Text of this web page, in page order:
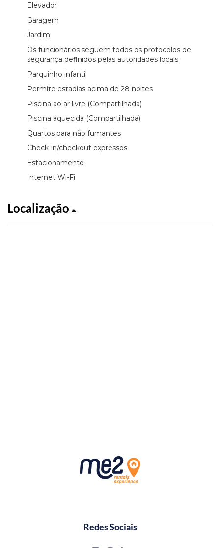
Elevador
Garagem
Jardim
Os funcionários seguem todos os protocolos de
segurança definidos pelas autoridades locais
Parquinho infantil
Permite estadias acima de 28 noites
Piscina ao ar livre (Compartilhada)
Piscina aquecida (Compartilhada)
Quartos para não fumantes
Check-in/checkout expressos
Estacionamento
Internet Wi-Fi
Localização
Redes Sociais